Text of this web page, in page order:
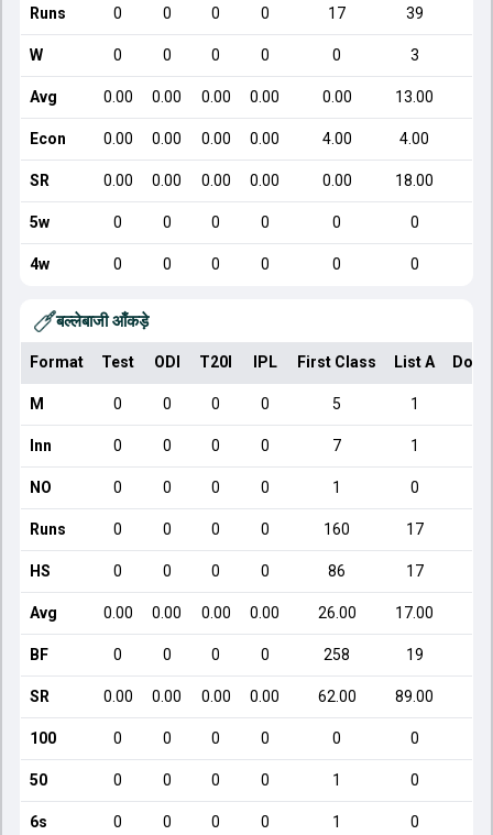
Runs 0 0 0 0 17 39
W 0 0 0 0 0 3
Avg 0.00 0.00 0.00 0.00 0.00 13.00
Econ 0.00 0.00 0.00 0.00 4.00 4.00
SR 0.00 0.00 0.00 0.00 0.00 18.00
5w 0 0 0 0 0 0
4w 0 0 0 0 0 0
बल्लेबाजी आँकड़े
Format Test ODI T20I IPL First Class List A
M 0 0 0 0 5 1
Inn 0 0 0 0 7 1
NO 0 0 0 0 1 0
Runs 0 0 0 0 160 17
HS 0 0 0 0 86 17
Avg 0.00 0.00 0.00 0.00 26.00 17.00
BF 0 0 0 0 258 19
SR 0.00 0.00 0.00 0.00 62.00 89.00
100 0 0 0 0 0 0
50 0 0 0 0 1 0
6s 0 0 0 0 1 0